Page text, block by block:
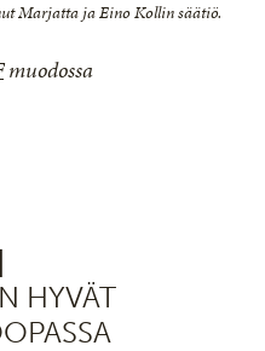
Marjatta ja Eino Kollin säätiö.
muodossa
HYVÄT